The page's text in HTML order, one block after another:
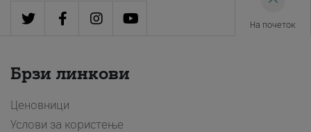
На почеток
Брзи линкови
Ценовници
Услови за користење